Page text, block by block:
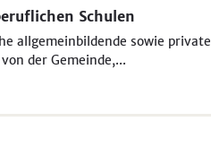
Schulen
allgemeinbildende sowie
der Gemeinde,...